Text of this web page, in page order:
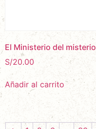
El Ministerio del misterio
S/20.00
Añadir al carrito